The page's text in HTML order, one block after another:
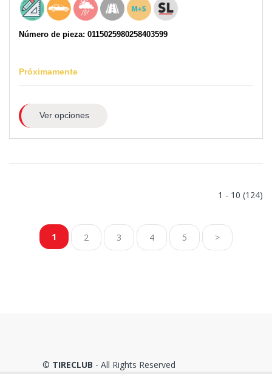
Número de pieza: 0115025980258403599
Próximamente
Ver opciones
1 - 10 (124)
1 2 3 4 5 >
© TIRECLUB - All Rights Reserved